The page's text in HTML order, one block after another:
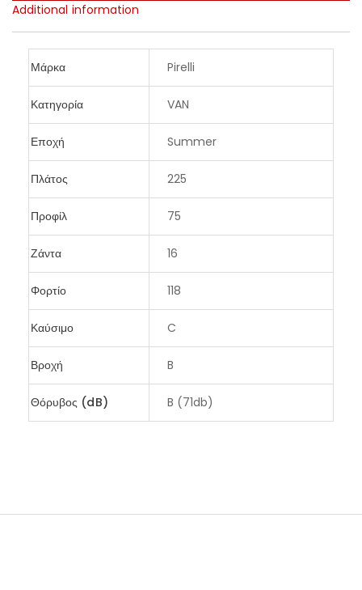
Additional information
Μάρκα Pirelli
Κατηγορία VAN
Εποχή Summer
Πλάτος 225
Προφίλ 75
Ζάντα 16
Φορτίο 118
Καύσιμο C
Βροχή B
Θόρυβος (dB) B (71db)